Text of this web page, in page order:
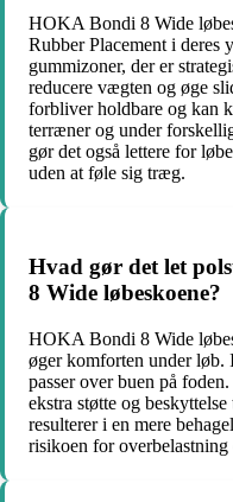
HOKA Bondi 8 Wide
Rubber Placement i deres
gummizoner, der er
reducere vægten og øge
forbliver holdbare og kan
terræner og under
gør det også lettere for
uden at føle sig træg.
Hvad gør det let
8 Wide løbeskoene?
HOKA Bondi 8 Wide
øger komforten under løb.
passer over buen på
ekstra støtte og
resulterer i en mere
risikoen for